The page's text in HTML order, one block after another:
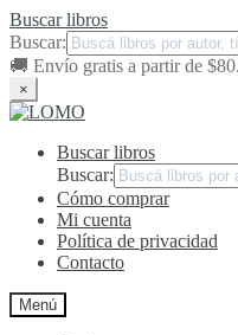
Buscar libros
Buscar:
🚚 Envío gratis a partir de
×
Ir
navegación
Ir
contenidoBuscar libros
Buscar:
Cómo comprar
Mi cuenta
Política de privacidad
Contacto
Menú